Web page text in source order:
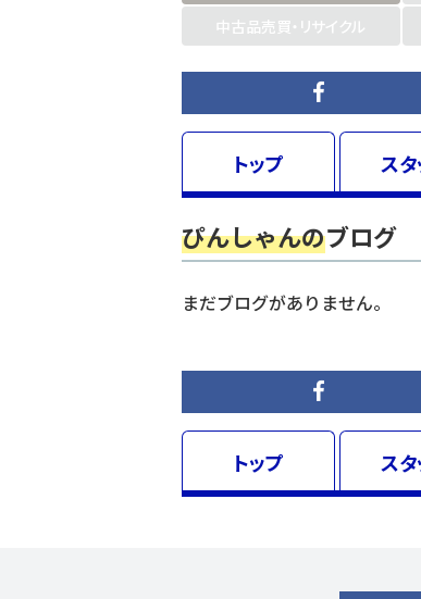
中古品売買・リサイクル
トップ スタ
ぴんしゃんのブログ
まだブログがありません。
トップ スタ